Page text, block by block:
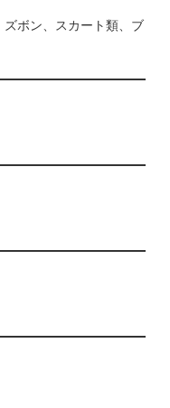
ボン、スカート類、ブ